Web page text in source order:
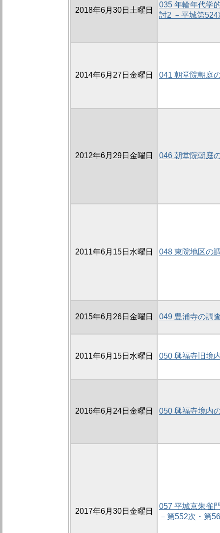
2018年6月30日土曜日
035 年輪年代学
討2 －平城第
2014年6月27日金曜日 041 朝堂院朝庭
2012年6月29日金曜日 046 朝堂院朝庭
2011年6月15日水曜日 048 東院地区の
2015年6月26日金曜日 049 豊浦寺の調
2011年6月15日水曜日 050 興福寺旧境
2016年6月24日金曜日 050 興福寺境内
2017年6月30日金曜日
057 平城京朱雀
－第552次・第